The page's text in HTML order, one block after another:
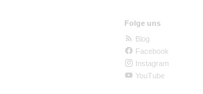
Folge uns
Blog
Facebook
Instagram
YouTube